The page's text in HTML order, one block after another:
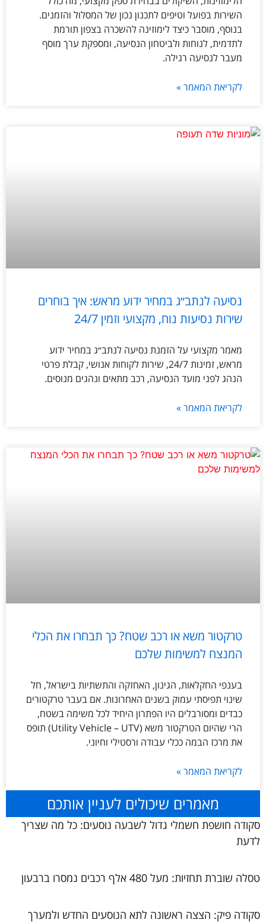
השירות בפועל וטיפים לתכנון נכון של המסלול והזמנים.
בנוסף, מוסבר כיצד לימוזינה להשכרה בצפון תורמת
לתדמית, לנוחות ולביטחון הנסיעה, ומספקת ערך מוסף
מעבר לנסיעה רגילה.
לקריאת המאמר »
נסיעה לנתב״ג במחיר ידוע מראש: איך בוחרים
שירות נסיעות נוח, מקצועי וזמין 24/7
מאמר מקצועי על הזמנת נסיעה לנתב״ג במחיר ידוע
מראש, זמינות 24/7, שירות לקוחות אנושי, קבלת פרטי
הנהג לפני מועד הנסיעה, רכב מתאים ונהגים מנוסים.
לקריאת המאמר »
טרקטור משא או רכב שטח? כך תבחרו את הכלי
המנצח למשימות שלכם
בענפי החקלאות, הגינון, האחזקה והתשתיות בישראל, חל
שינוי תפיסתי עמוק בשנים האחרונות. אם בעבר טרקטורים
כבדים ומסורבלים היו הפתרון היחיד לכל משימה בשטח,
הרי שהיום הטרקטור משא (Utility Vehicle – UTV) תופס
את מרכז הבמה ככלי עבודה ורסטילי וחיוני.
לקריאת המאמר »
מאמרים שיכולים לעניין אותכם
סקודה חושפת חשמלי גדול לשבעה נוסעים: כל מה שצריך
לדעת
טסלה שוברת תחזיות: מעל 480 אלף רכבים נמסרו ברבעון
סקודה פיק: הצצה ראשונה לתא הנוסעים החדש ולמערך